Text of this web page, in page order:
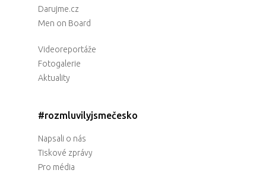
Darujme.cz
Men on Board
Videoreportáže
Fotogalerie
Aktuality
#rozmluvilyjsmečesko
Napsali o nás
Tiskové zprávy
Pro média